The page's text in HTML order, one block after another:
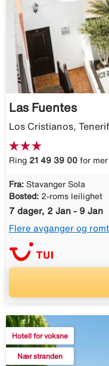
Las Fuentes
Los Cristianos,
Ring 21 49 39 00 for
Fra: Stavanger Sola
Bosted: 2-roms leilighet
7 dager, 2 Jan - 9 Jan
Flere avganger og
Hotell for voksne
Nær stranden